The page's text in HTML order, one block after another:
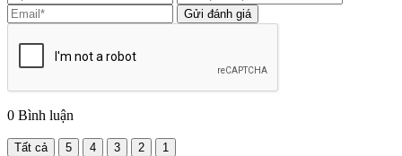
Gửi đánh giá
0 Bình luận
Tất cả 5 4 3 2 1